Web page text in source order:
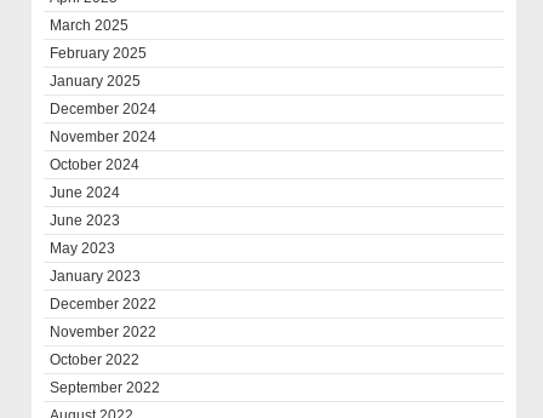
March 2025
February 2025
January 2025
December 2024
November 2024
October 2024
June 2024
June 2023
May 2023
January 2023
December 2022
November 2022
October 2022
September 2022